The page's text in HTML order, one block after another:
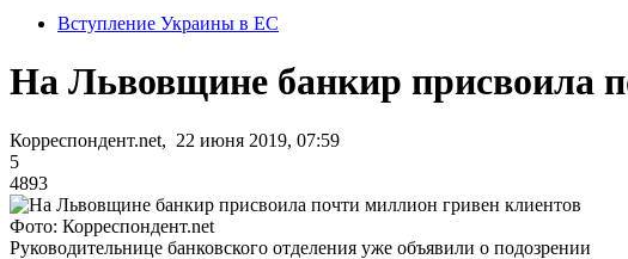
Вступление Украины в ЕС
На Львовщине банкир присвоила
Корреспондент.net, 22 июня 2019, 07:59
5
4893
Фото: Корреспондент.net
Руководительнице банковского отделения уже объявили о подозрении